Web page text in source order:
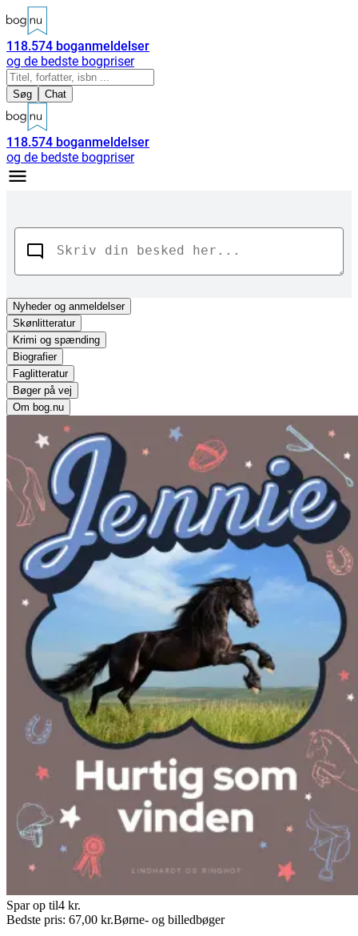
118.574 boganmeldelser
og de bedste bogpriser
Søg Chat
118.574 boganmeldelser
og de bedste bogpriser
Nyhederog anmeldelser
Skønlitteratur
Krimi og spænding
Biografier
Faglitteratur
Bøger på vej
Om bog.nu
Spar op til4 kr.
Bedste pris: 67,00 kr.Børne- og billedbøger